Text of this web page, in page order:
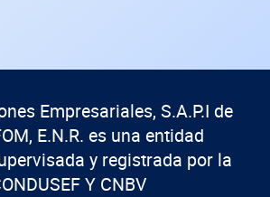
Empresariales, S.A.P.I de
E.N.R. es una entidad
y registrada por la
Y CNBV